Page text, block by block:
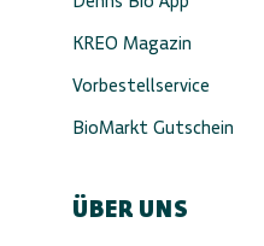
KREO Magazin
Vorbestellservice
BioMarkt Gutschein
ÜBER UNS